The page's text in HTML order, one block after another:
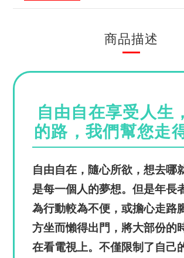
商品描述
自由自在享受人生
的路，我們幫您走
自由自在，隨心所欲，想去哪
是每一個人的夢想。但是年長
為行動較為不便，或擔心走路
方坐而懶得出門，將大部份的
在看電視上。不僅限制了自己